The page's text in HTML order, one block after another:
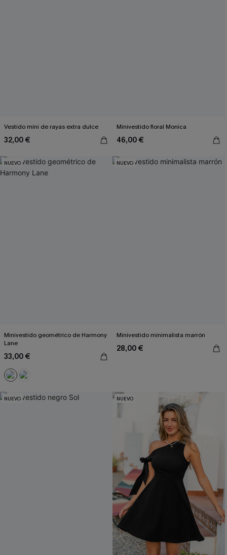
Vestido mini de rayas extra dulce
32,00 €
Minivestido floral Monica
46,00 €
NUEVO
Minivestido geométrico de Harmony
Lane
33,00 €
NUEVO
Minivestido minimalista marrón
28,00 €
NUEVO NUEVO